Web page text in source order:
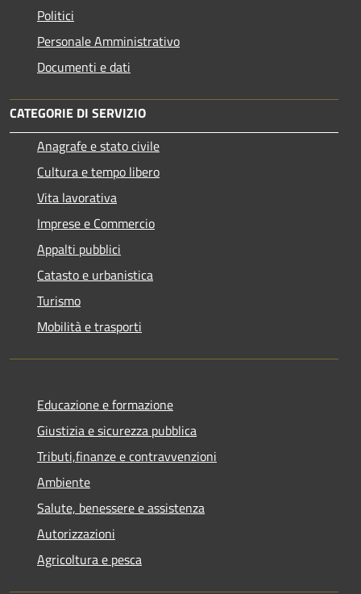
Politici
Personale Amministrativo
Documenti e dati
CATEGORIE DI SERVIZIO
Anagrafe e stato civile
Cultura e tempo libero
Vita lavorativa
Imprese e Commercio
Appalti pubblici
Catasto e urbanistica
Turismo
Mobilità e trasporti
Educazione e formazione
Giustizia e sicurezza pubblica
Tributi,finanze e contravvenzioni
Ambiente
Salute, benessere e assistenza
Autorizzazioni
Agricoltura e pesca